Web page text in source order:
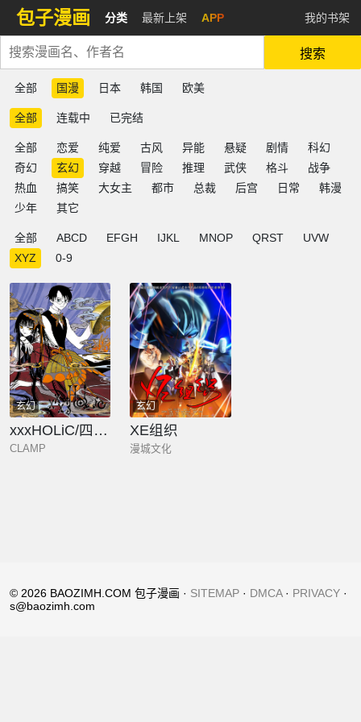
包子漫画 分类 最新上架 APP 我的书架
搜索
全部 国漫 日本 韩国 欧美
全部 连载中 已完结
全部 恋爱 纯爱 古风 异能 悬疑 剧情
科幻
奇幻
玄幻 穿越 冒险 推理 武侠 格斗
战争
热血
搞笑 大女主 都市 总裁 后宫 日常
韩漫
少年
其它
全部 ABCD EFGH IJKL MNOP QRST
UVW
XYZ
0-9
玄幻
xxxHOLiC/四月一日灵异事件簿
CLAMP
玄幻
XE组织
漫城文化
© 2026 BAOZIMH.COM 包子漫画 · SITEMAP · DMCA· PRIVACY ·
s@baozimh.com